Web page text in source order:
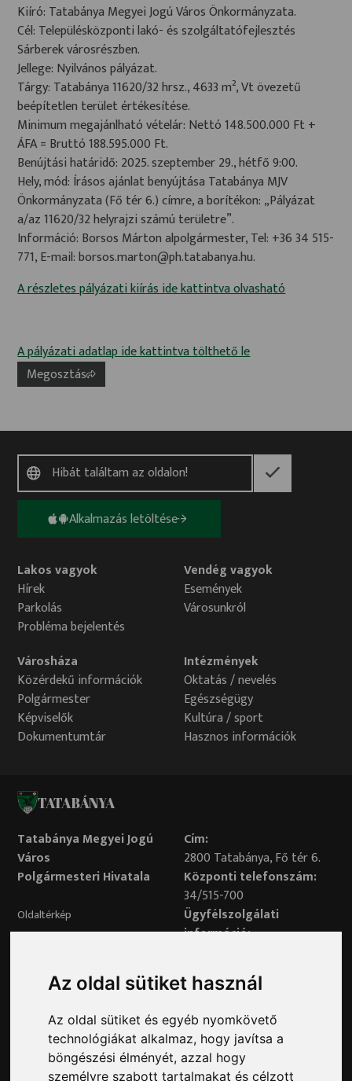
Az oldal sütiket használ
Az oldal sütiket és egyéb nyomkövető
technológiákat alkalmaz, hogy javítsa a
böngészési élményét, azzal hogy
személyre szabott tartalmakat és célzott
Kiíró: Tatabánya Megyei Jogú Város Önkormányzata.
Cél: Településközponti lakó- és szolgáltatófejlesztés
Sárberek városrészben.
Jellege: Nyilvános pályázat.
Tárgy: Tatabánya 11620/32 hrsz., 4633 m², Vt övezetű
beépítetlen terület értékesítése.
Minimum megajánlható vételár: Nettó 148.500.000 Ft +
ÁFA = Bruttó 188.595.000 Ft.
Benújtási határidő: 2025. szeptember 29., hétfő 9:00.
Hely, mód: Írásos ajánlat benyújtása Tatabánya MJV
Önkormányzata (Fő tér 6.) címre, a borítékon: „Pályázat
a/az 11620/32 helyrajzi számú területre”.
Információ: Borsos Márton alpolgármester, Tel: +36 34 515-
771, E-mail: borsos.marton@ph.tatabanya.hu.
A részletes pályázati kiírás ide kattintva olvasható
A pályázati adatlap ide kattintva tölthető le
Megosztás
Alkalmazás letöltése
Lakos vagyok
Hírek
Parkolás
Probléma bejelentés
Vendég vagyok
Események
Városunkról
Városháza
Közérdekű információk
Polgármester
Képviselők
Dokumentumtár
Intézmények
Oktatás / nevelés
Egészségügy
Kultúra / sport
Hasznos információk
TATABÁNYA
Tatabánya Megyei Jogú
Város
Polgármesteri Hivatala
Oldaltérkép
Adatvédelem
Cím:
2800 Tatabánya, Fő tér 6.
Központi telefonszám:
34/515-700
Ügyfélszolgálati
információ:
Véleményvonal:
34/515-799
Adatvédelmi tisztviselő elérhetősége:
adatvedelem@ph.tatabanya.hu
Minden jog fenntartva © 2026 Tatabánya